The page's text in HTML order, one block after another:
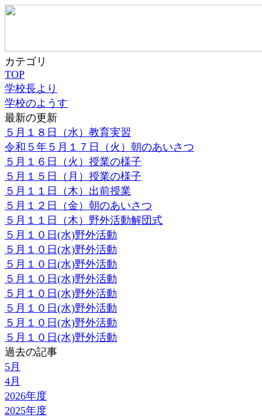
カテゴリ
TOP
学校長より
学校のようす
最新の更新
５月１８日（水）教育実習
令和５年５月１７日（火）朝のあいさつ
５月１６日（火）授業の様子
５月１５日（月）授業の様子
５月１１日（木）出前授業
５月１２日（金）朝のあいさつ
５月１１日（木）野外活動解団式
５月１０日(水)野外活動
５月１０日(水)野外活動
５月１０日(水)野外活動
５月１０日(水)野外活動
５月１０日(水)野外活動
５月１０日(水)野外活動
５月１０日(水)野外活動
５月１０日(水)野外活動
過去の記事
5月
4月
2026年度
2025年度